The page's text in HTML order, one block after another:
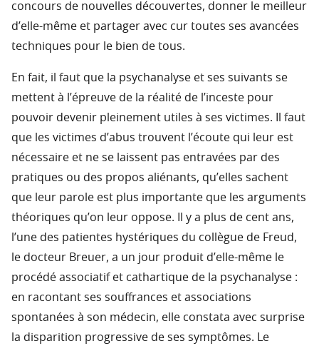
concours de nouvelles découvertes, donner le meilleur
d’elle-même et partager avec cur toutes ses avancées
techniques pour le bien de tous.
En fait, il faut que la psychanalyse et ses suivants se
mettent à l’épreuve de la réalité de l’inceste pour
pouvoir devenir pleinement utiles à ses victimes. Il faut
que les victimes d’abus trouvent l’écoute qui leur est
nécessaire et ne se laissent pas entravées par des
pratiques ou des propos aliénants, qu’elles sachent
que leur parole est plus importante que les arguments
théoriques qu’on leur oppose. Il y a plus de cent ans,
l’une des patientes hystériques du collègue de Freud,
le docteur Breuer, a un jour produit d’elle-même le
procédé associatif et cathartique de la psychanalyse :
en racontant ses souffrances et associations
spontanées à son médecin, elle constata avec surprise
la disparition progressive de ses symptômes. Le